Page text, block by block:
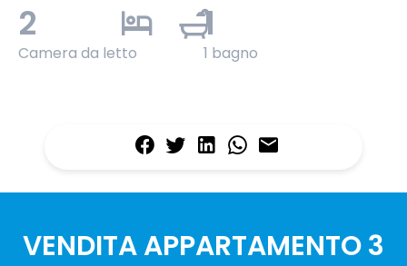
2
Camera da letto
1
1 bagno
VENDITA APPARTAMENTO 3